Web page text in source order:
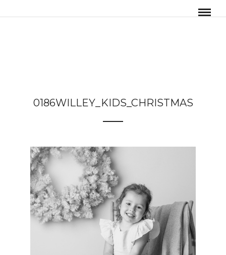
0186WILLEY_KIDS_CHRISTMAS